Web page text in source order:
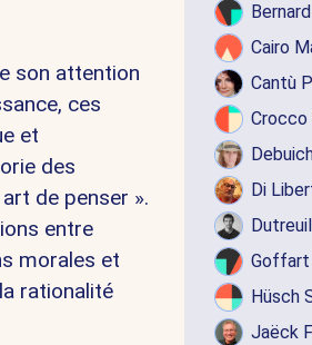
son attention
ces
et
des
de penser ».
entre
morales et
rationalité
Cairo
Cantù
Crocco
Di
Goffart
Hüsch
Jaëck